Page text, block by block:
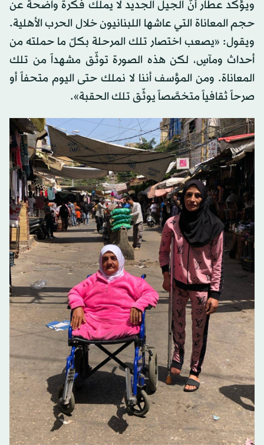
ويؤكد عطار أنّ الجيل الجديد لا يملك فكرة واضحة عن
حجم المعاناة التي عاشها اللبنانيون خلال الحرب الأهلية.
ويقول: «يصعب اختصار تلك المرحلة بكلّ ما حملته من
أحداث ومآسٍ، لكن هذه الصورة توثّق مشهداً من تلك
المعاناة. ومن المؤسف أننا لا نملك حتى اليوم متحفاً أو
صرحاً ثقافياً متخصَّصاً يوثّق تلك الحقبة».